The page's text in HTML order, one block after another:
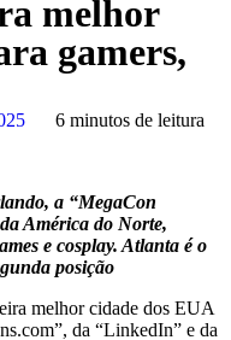
melhor
gamers,
6 minutos de leitura
a “MegaCon
América do Norte,
e cosplay. Atlanta é o
posição
melhor cidade dos EUA
da “LinkedIn” e da